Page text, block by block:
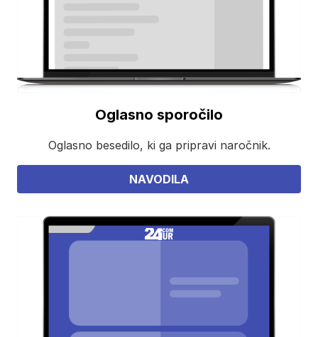
Oglasno sporočilo
Oglasno besedilo, ki ga pripravi naročnik.
NAVODILA